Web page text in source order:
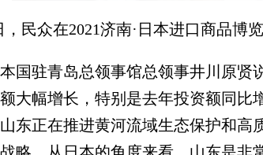
，民众在2021济南·日本进口商品
驻青岛总领事馆总领事井川原贤
大幅增长，特别是去年投资额同比
东正在推进黄河流域生态保护和高